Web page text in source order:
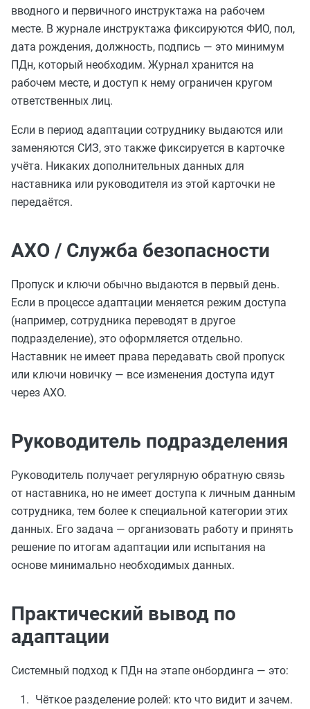
вводного и первичного инструктажа на рабочем
месте. В журнале инструктажа фиксируются ФИО, пол,
дата рождения, должность, подпись — это минимум
ПДн, который необходим. Журнал хранится на
рабочем месте, и доступ к нему ограничен кругом
ответственных лиц.
Если в период адаптации сотруднику выдаются или
заменяются СИЗ, это также фиксируется в карточке
учёта. Никаких дополнительных данных для
наставника или руководителя из этой карточки не
передаётся.
АХО / Служба безопасности
Пропуск и ключи обычно выдаются в первый день.
Если в процессе адаптации меняется режим доступа
(например, сотрудника переводят в другое
подразделение), это оформляется отдельно.
Наставник не имеет права передавать свой пропуск
или ключи новичку — все изменения доступа идут
через АХО.
Руководитель подразделения
Руководитель получает регулярную обратную связь
от наставника, но не имеет доступа к личным данным
сотрудника, тем более к специальной категории этих
данных. Его задача — организовать работу и принять
решение по итогам адаптации или испытания на
основе минимально необходимых данных.
Практический вывод по
адаптации
Системный подход к ПДн на этапе онбординга — это:
Чёткое разделение ролей: кто что видит и зачем.